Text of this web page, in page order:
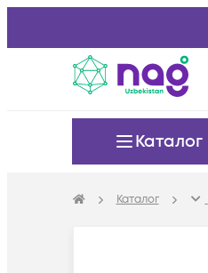
Каталог
Каталог